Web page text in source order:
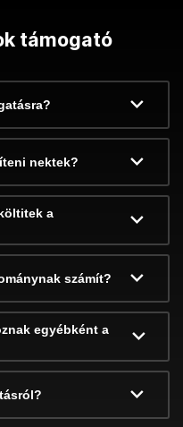
támogató
nektek?
a
számít?
egyébként a